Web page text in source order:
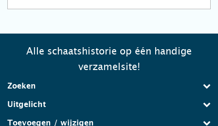
Alle schaatshistorie op één handige
verzamelsite!
Zoeken
Uitgelicht
Toevoegen / wijzigen